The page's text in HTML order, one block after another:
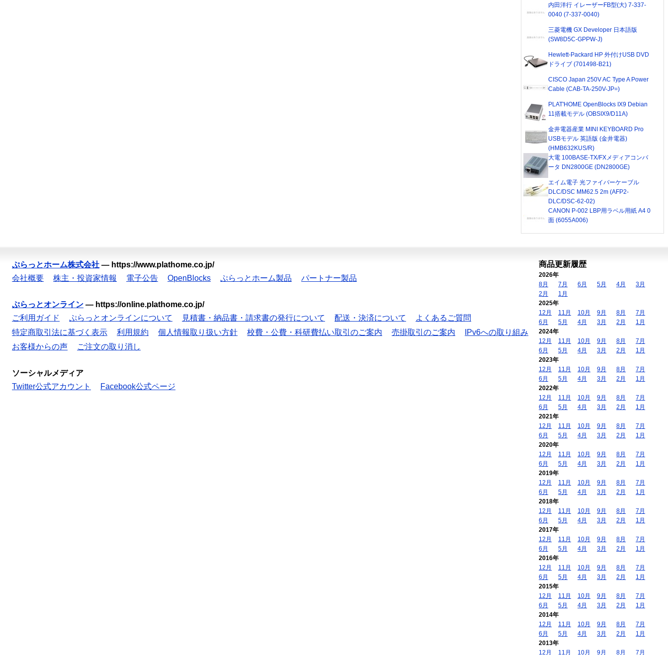
内田洋行 イレーザーFB型(大) 7-337-
0040 (7-337-0040)
三菱電機 GX Developer 日本語版
(SW8D5C-GPPW-J)
Hewlett-Packard HP 外付けUSB DVD
ドライブ (701498-B21)
CISCO Japan 250V AC Type A Power
Cable (CAB-TA-250V-JP=)
PLAT'HOME OpenBlocks IX9 Debian
11搭載モデル (OBSIX9/D11A)
金井電器産業 MINI KEYBOARD Pro
USBモデル 英語版 (金井電器)
(HMB632KUS/R)
大電 100BASE-TX/FXメディアコンバ
ータ DN2800GE (DN2800GE)
エイム電子 光ファイバーケーブル
DLC/DSC MM62.5 2m (AFP2-
DLC/DSC-62-02)
CANON P-002 LBP用ラベル用紙 A4 0
面 (6055A006)
ぷらっとホーム株式会社 — https://www.plathome.co.jp/
会社概要
株主・投資家情報 電子公告 OpenBlocks ぷらっとホーム製品 パートナー製品
ぷらっとオンライン — https://online.plathome.co.jp/
ご利用ガイド
ぷらっとオンラインについて 見積書・納品書・請求書の発行について 配送・決済について
よくあるご質問
特定商取引法に基づく表示
利用規約 個人情報取り扱い方針 校費・公費・科研費払い取引のご案内 売掛取引のご案内
IPv6への取り組み
お客様からの声
ご注文の取り消し
ソーシャルメディア
Twitter公式アカウント
Facebook公式ページ
商品更新履歴
2026年
8月
7月 6月 5月 4月
3月
2月
1月
2025年
12月
11月 10月 9月 8月
7月
6月
5月 4月 3月 2月
1月
2024年
12月
11月 10月 9月 8月
7月
6月
5月 4月 3月 2月
1月
2023年
12月
11月 10月 9月 8月
7月
6月
5月 4月 3月 2月
1月
2022年
12月
11月 10月 9月 8月
7月
6月
5月 4月 3月 2月
1月
2021年
12月
11月 10月 9月 8月
7月
6月
5月 4月 3月 2月
1月
2020年
12月
11月 10月 9月 8月
7月
6月
5月 4月 3月 2月
1月
2019年
12月
11月 10月 9月 8月
7月
6月
5月 4月 3月 2月
1月
2018年
12月
11月 10月 9月 8月
7月
6月
5月 4月 3月 2月
1月
2017年
12月
11月 10月 9月 8月
7月
6月
5月 4月 3月 2月
1月
2016年
12月
11月 10月 9月 8月
7月
6月
5月 4月 3月 2月
1月
2015年
12月
11月 10月 9月 8月
7月
6月
5月 4月 3月 2月
1月
2014年
12月
11月 10月 9月 8月
7月
6月
5月 4月 3月 2月
1月
2013年
12月
11月 10月 9月 8月 7月